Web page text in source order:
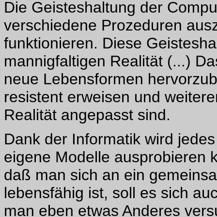
Die Geisteshaltung der
verschiedene Prozeduren
funktionieren. Diese
mannigfaltigen Realität (...)
neue Lebensformen
resistent erweisen und
Realität angepasst sind.
Dank der Informatik wird
eigene Modelle ausprobieren
daß man sich an ein
lebensfähig ist, soll es sich
man eben etwas Anderes